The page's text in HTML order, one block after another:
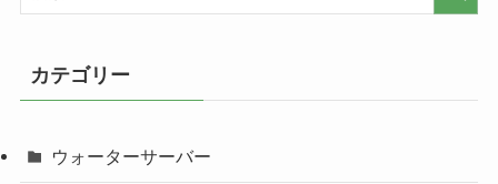
カテゴリー
ウォーターサーバー